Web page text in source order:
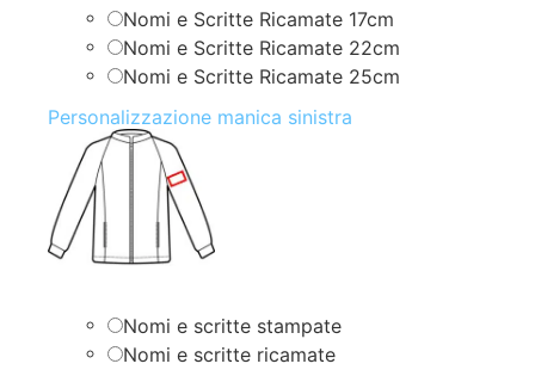
Nomi e Scritte Ricamate 17cm
Nomi e Scritte Ricamate 22cm
Nomi e Scritte Ricamate 25cm
Personalizzazione manica sinistra
Nomi e scritte stampate
Nomi e scritte ricamate